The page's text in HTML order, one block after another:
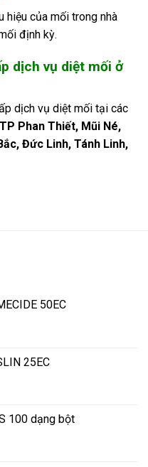
hiệu của mối trong nhà
định kỳ.
dịch vụ diệt mối ở
dịch vụ diệt mối tại các
TP Phan Thiết, Mũi Né,
Đức Linh, Tánh Linh,
50EC
25EC
100 dạng bột